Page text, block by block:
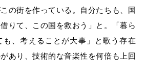
の街を作っている。自分たちも、国
りて、この国を救おう」と。「暮ら
も、考えることが大事」と歌う存在
あり、技術的な音楽性を何倍も上回